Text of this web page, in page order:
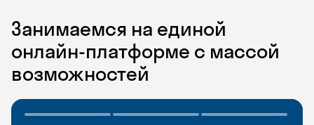
Занимаемся на единой
онлайн-платформе с массой
возможностей